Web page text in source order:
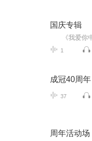
国庆专辑
1
成冠40周年
37
周年活动场